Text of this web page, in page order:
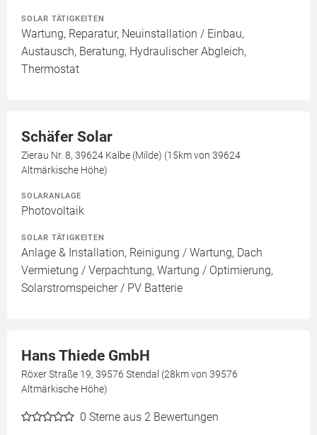
SOLAR TÄTIGKEITEN
Wartung, Reparatur, Neuinstallation / Einbau,
Austausch, Beratung, Hydraulischer Abgleich,
Thermostat
Schäfer Solar
Zierau Nr. 8, 39624 Kalbe (Milde) (15km von 39624
Altmärkische Höhe)
SOLARANLAGE
Photovoltaik
SOLAR TÄTIGKEITEN
Anlage & Installation, Reinigung / Wartung, Dach
Vermietung / Verpachtung, Wartung / Optimierung,
Solarstromspeicher / PV Batterie
Hans Thiede GmbH
Röxer Straße 19, 39576 Stendal (28km von 39576
Altmärkische Höhe)
0 Sterne aus 2 Bewertungen